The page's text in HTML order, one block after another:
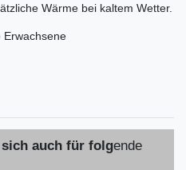
Wärme bei kaltem Wetter.
auch für folgende